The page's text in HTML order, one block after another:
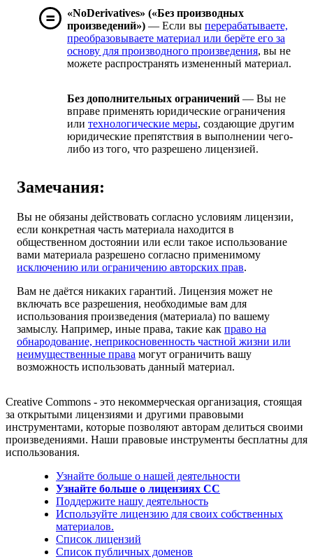
«NoDerivatives» («Без производных
произведений») — Если вы перерабатываете,
преобразовываете материал или берёте его за
основу для производного произведения, вы не
можете распространять измененный материал.
Без дополнительных ограничений — Вы не
вправе применять юридические ограничения
или технологические меры, создающие другим
юридические препятствия в выполнении чего-
либо из того, что разрешено лицензией.
Замечания:
Вы не обязаны действовать согласно условиям лицензии,
если конкретная часть материала находится в
общественном достоянии или если такое использование
вами материала разрешено согласно применимому
исключению или ограничению авторских прав.
Вам не даётся никаких гарантий. Лицензия может не
включать все разрешения, необходимые вам для
использования произведения (материала) по вашему
замыслу. Например, иные права, такие как право на
обнародование, неприкосновенность частной жизни или
неимущественные права могут ограничить вашу
возможность использовать данный материал.
Creative Commons - это некоммерческая организация, стоящая
за открытыми лицензиями и другими правовыми
инструментами, которые позволяют авторам делиться своими
произведениями. Наши правовые инструменты бесплатны для
использования.
Узнайте больше о нашей деятельности
Узнайте больше о лицензиях CC
Поддержите нашу деятельность
Используйте лицензию для своих собственных
материалов.
Список лицензий
Список публичных доменов